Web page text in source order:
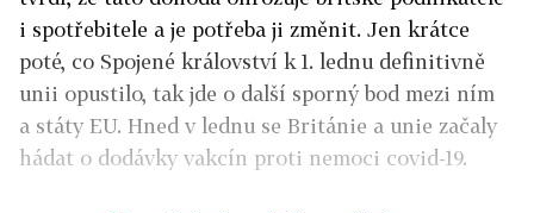
i spotřebitele a je potřeba ji změnit. Jen krátce
poté, co Spojené království k 1. lednu definitivně
unii opustilo, tak jde o další sporný bod mezi ním
a státy EU. Hned v lednu se Británie a unie začaly
hádat o dodávky vakcín proti nemoci covid-19.